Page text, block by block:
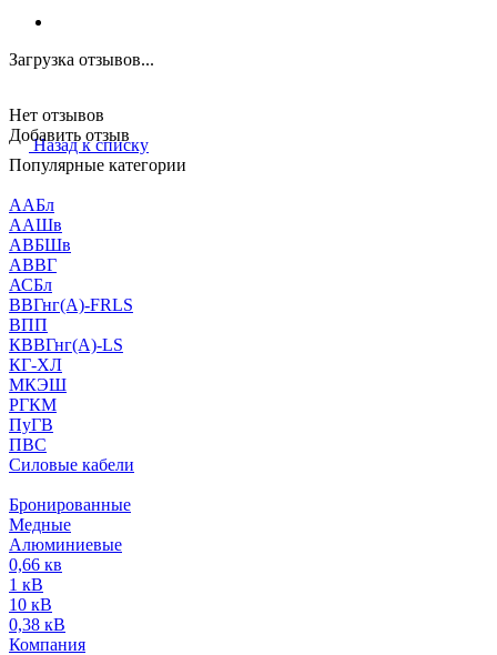
Загрузка отзывов...
Нет отзывов
Добавить отзыв
Назад к списку
Популярные категории
ААБл
ААШв
АВБШв
АВВГ
АСБл
ВВГнг(А)-FRLS
ВПП
КВВГнг(А)-LS
КГ-ХЛ
МКЭШ
РГКМ
ПуГВ
ПВС
Силовые кабели
Бронированные
Медные
Алюминиевые
0,66 кв
1 кВ
10 кВ
0,38 кВ
Компания